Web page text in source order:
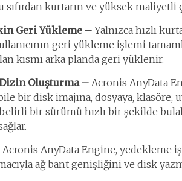
sıfırdan kurtarın ve yüksek maliyetli
Geri Yükleme – Yalnızca hızlı
geri yükleme işlemi
kısmı arka planda geri yüklenir.
Oluşturma –Acronis AnyData
bir disk imajına, dosyaya, klasöre,
bir sürümü hızlı bir şekilde
Acronis AnyData Engine, yedekleme
ağ bant genişliğini ve disk